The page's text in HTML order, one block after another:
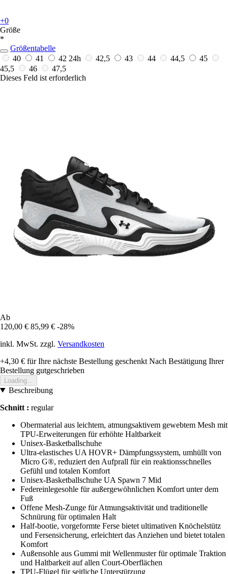
+0
Größe
*
Größentabelle
40
41 42 24h 42,5 43 44 44,5
45
45,5
46
47,5
Dieses Feld ist erforderlich
Ab
120,00 € 85,99 € -28%
inkl. MwSt. zzgl. Versandkosten
+4,30 € für Ihre nächste Bestellung geschenkt Nach Bestätigung Ihrer
Bestellung gutgeschrieben
Loading...
Beschreibung
Schnitt : regular
Obermaterial aus leichtem, atmungsaktivem gewebtem Mesh mit
TPU-Erweiterungen für erhöhte Haltbarkeit
Unisex-Basketballschuhe
Ultra-elastisches UA HOVR+ Dämpfungssystem, umhüllt von
Micro G®, reduziert den Aufprall für ein reaktionsschnelles
Gefühl und totalen Komfort
Unisex-Basketballschuhe UA Spawn 7 Mid
Federeinlegesohle für außergewöhnlichen Komfort unter dem
Fuß
Offene Mesh-Zunge für Atmungsaktivität und traditionelle
Schnürung für optimalen Halt
Half-bootie, vorgeformte Ferse bietet ultimativen Knöchelstütz
und Fersensicherung, erleichtert das Anziehen und bietet totalen
Komfort
Außensohle aus Gummi mit Wellenmuster für optimale Traktion
und Haltbarkeit auf allen Court-Oberflächen
TPU-Flügel für seitliche Unterstützung